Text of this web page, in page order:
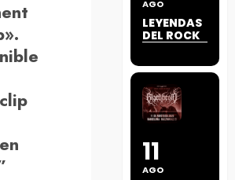
AGO
LEYENDAS
DEL ROCK
11
AGO